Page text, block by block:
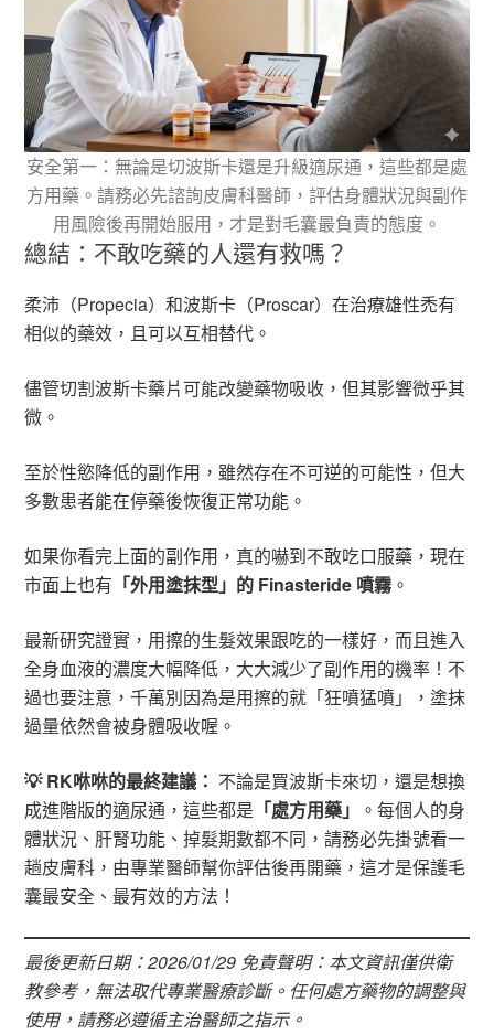
安全第一：無論是切波斯卡還是升級適尿通，這些都是處
方用藥。請務必先諮詢皮膚科醫師，評估身體狀況與副作
用風險後再開始服用，才是對毛囊最負責的態度。
總結：不敢吃藥的人還有救嗎？
柔沛（Propecia）和波斯卡（Proscar）在治療雄性禿有
相似的藥效，且可以互相替代。
儘管切割波斯卡藥片可能改變藥物吸收，但其影響微乎其
微。
至於性慾降低的副作用，雖然存在不可逆的可能性，但大
多數患者能在停藥後恢復正常功能。
如果你看完上面的副作用，真的嚇到不敢吃口服藥，現在
市面上也有 「外用塗抹型」的 Finasteride 噴霧 。
最新研究證實，用擦的生髮效果跟吃的一樣好，而且進入
全身血液的濃度大幅降低，大大減少了副作用的機率！不
過也要注意，千萬別因為是用擦的就「狂噴猛噴」，塗抹
過量依然會被身體吸收喔。
💡 RK咻咻的最終建議： 不論是買波斯卡來切，還是想換
成進階版的適尿通，這些都是 「處方用藥」
。每個人的身
體狀況、肝腎功能、掉髮期數都不同，請務必先掛號看一
趟皮膚科，由專業醫師幫你評估後再開藥，這才是保護毛
囊最安全、最有效的方法！
最後更新日期：2026/01/29 免責聲明：本文資訊僅供衛
教參考，無法取代專業醫療診斷。任何處方藥物的調整與
使用，請務必遵循主治醫師之指示。